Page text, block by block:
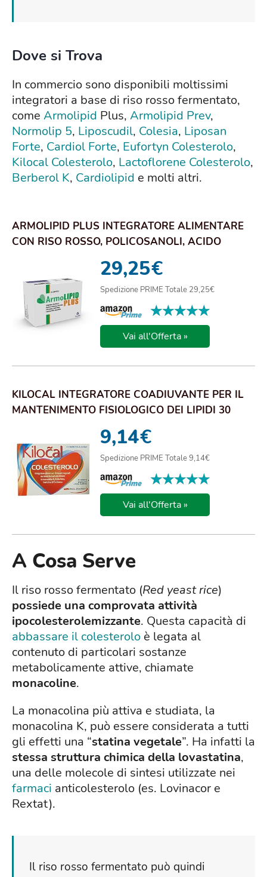
Dove si Trova
In commercio sono disponibili moltissimi
integratori a base di riso rosso fermentato,
come Armolipid Plus, Armolipid Prev,
Normolip 5, Liposcudil, Colesia, Liposan
Forte, Cardiol Forte, Eufortyn Colesterolo,
Kilocal Colesterolo, Lactoflorene Colesterolo,
Berberol K, Cardiolipid e molti altri.
ARMOLIPID PLUS INTEGRATORE ALIMENTARE
CON RISO ROSSO, POLICOSANOLI, ACIDO
29,25€
Spedizione PRIME Totale 29,25€
★★★★★
★★★★★
Vai all'Offerta »
KILOCAL INTEGRATORE COADIUVANTE PER IL
MANTENIMENTO FISIOLOGICO DEI LIPIDI 30
9,14€
Spedizione PRIME Totale 9,14€
★★★★★
★★★★★
Vai all'Offerta »
A Cosa Serve
Il riso rosso fermentato (Red yeast rice)
possiede una comprovata attività
ipocolesterolemizzante. Questa capacità di
abbassare il colesterolo è legata al
contenuto di particolari sostanze
metabolicamente attive, chiamate
monacoline.
La monacolina più attiva e studiata, la
monacolina K, può essere considerata a tutti
gli effetti una “statina vegetale”. Ha infatti la
stessa struttura chimica della lovastatina,
una delle molecole di sintesi utilizzate nei
farmaci anticolesterolo (es. Lovinacor e
Rextat).
Il riso rosso fermentato può quindi